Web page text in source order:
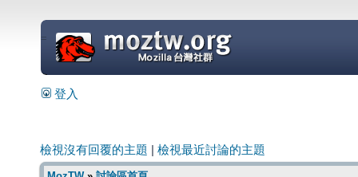
=
登入
檢視沒有回覆的主題 檢視最近討論的主題